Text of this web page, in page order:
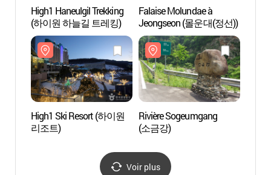
High1 Haneulgil Trekking
(하이원 하늘길 트레킹)
Falaise Molundae à
Jeongseon (몰운대(정선))
High1 Ski Resort (하이원
리조트)
Rivière Sogeumgang
(소금강)
Voir plus